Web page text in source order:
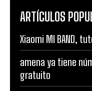
ARTÍCULOS
Xiaomi MI BAND,
amena ya tiene
gratuito